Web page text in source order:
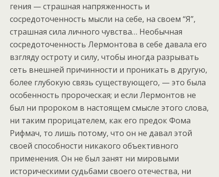
гения — страшная напряженность и
сосредоточенность мысли на себе, на своем “Я”,
страшная сила личного чувства… Необычная
сосредоточенность Лермонтова в себе давала его
взгляду остроту и силу, чтобы иногда разрывать
сеть внешней причинности и проникать в другую,
более глубокую связь существующего, — это была
особенность пророческая; и если Лермонтов не
был ни пророком в настоящем смысле этого слова,
ни таким прорицателем, как его предок Фома
Рифмач, то лишь потому, что он не давал этой
своей способности никакого объективного
применения. Он не был занят ни мировыми
историческими судьбами своего отечества, ни